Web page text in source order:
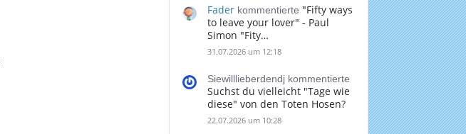
Fader kommentierte "Fifty ways
to leave your lover" - Paul
Simon "Fity…
31.07.2026 um 12:18
Siewilllieberdendj kommentierte
Suchst du vielleicht "Tage wie
diese" von den Toten Hosen?
22.07.2026 um 10:28